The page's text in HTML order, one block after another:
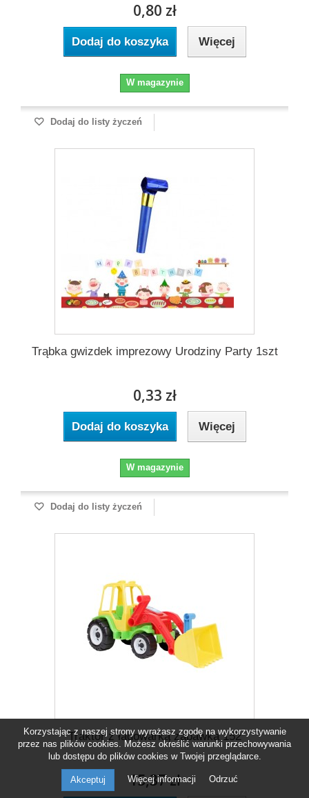
0,80 zł
Dodaj do koszyka Więcej
W magazynie
Dodaj do listy życzeń
Trąbka gwizdek imprezowy Urodziny Party 1szt
0,33 zł
Dodaj do koszyka Więcej
W magazynie
Dodaj do listy życzeń
Traktor z ładowarką zabawka 152
15,37 zł
Korzystając z naszej strony wyrażasz zgodę na wykorzystywanie
przez nas plików cookies. Możesz określić warunki przechowywania
lub dostępu do plików cookies w Twojej przeglądarce.
Akceptuj Więcej informacji Odrzuć